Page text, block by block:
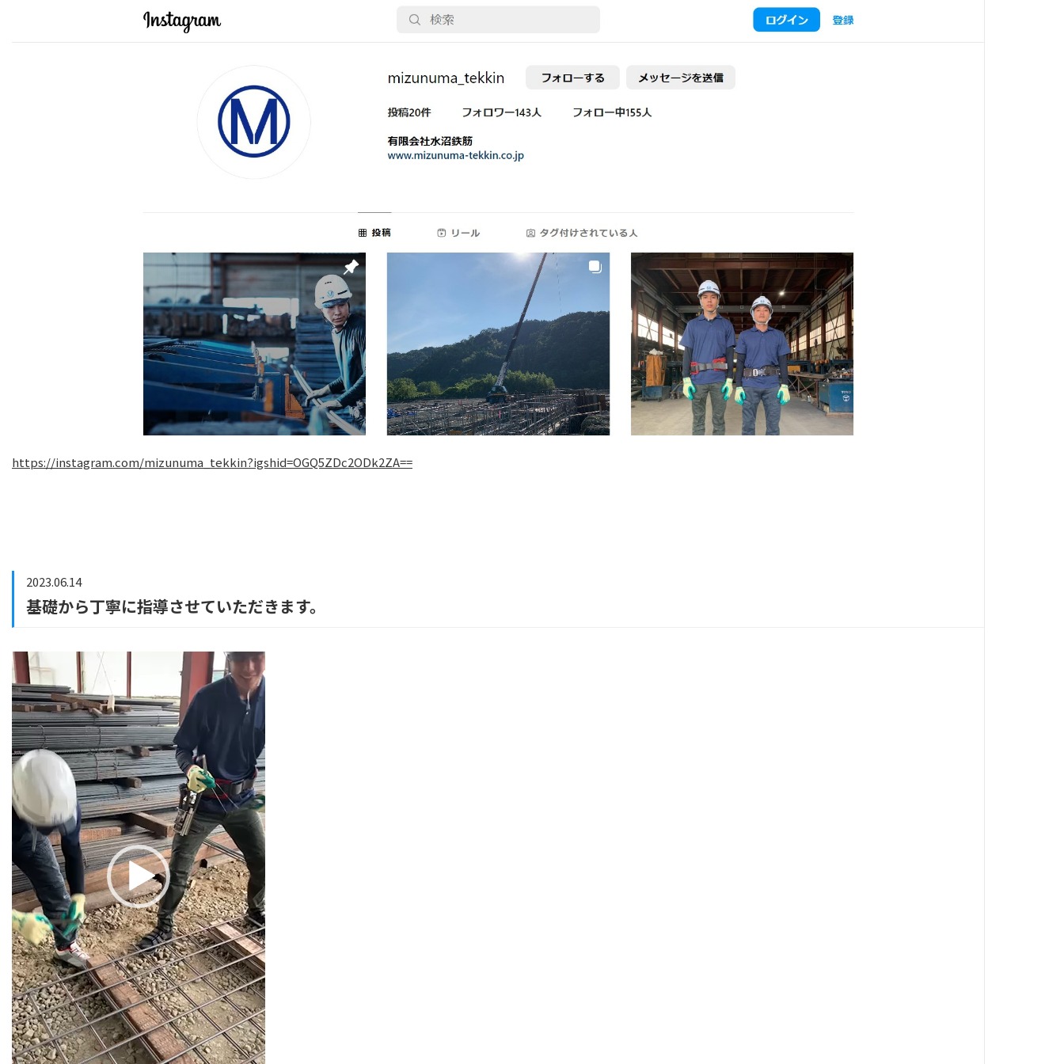
https://instagram.com/mizunuma_tekkin?igshid=OGQ5ZDc2ODk2ZA==
2023.06.14
基礎から丁寧に指導させていただきます。
動
画
プ
レ
ー
ヤ
ー